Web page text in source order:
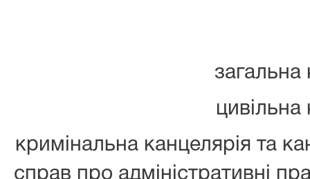
загальна
кримінальна канцелярія та
справ про адміністративні